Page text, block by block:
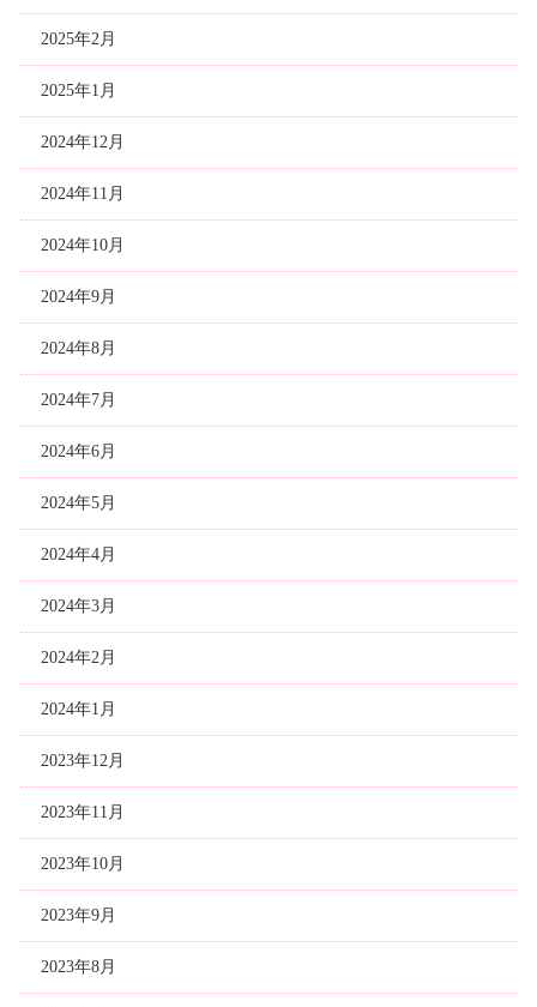
2025年2月
2025年1月
2024年12月
2024年11月
2024年10月
2024年9月
2024年8月
2024年7月
2024年6月
2024年5月
2024年4月
2024年3月
2024年2月
2024年1月
2023年12月
2023年11月
2023年10月
2023年9月
2023年8月